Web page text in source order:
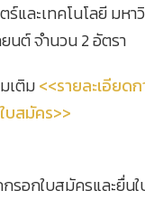
และเทคโนโลยี มห
นต์ จำนวน 2 อัตรา
เติม<<รายละเอียด
บสมัคร>>
รอกใบสมัครและยื่น